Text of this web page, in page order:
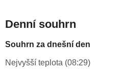
Denní souhrn
Souhrn za dnešní den
Nejvyšší teplota (08:29)